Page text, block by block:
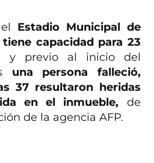
Estadio Municipal de
capacidad para 23
y previo al inicio del
una persona falleció,
37 resultaron heridas
en el inmueble, de
de la agencia AFP.